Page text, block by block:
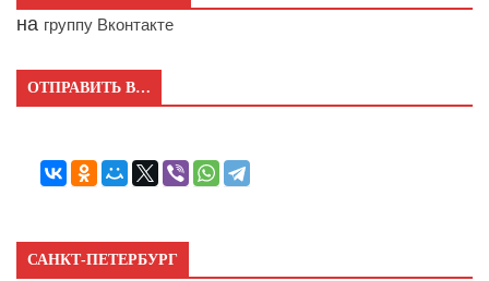
на группу Вконтакте
ОТПРАВИТЬ В…
САНКТ-ПЕТЕРБУРГ